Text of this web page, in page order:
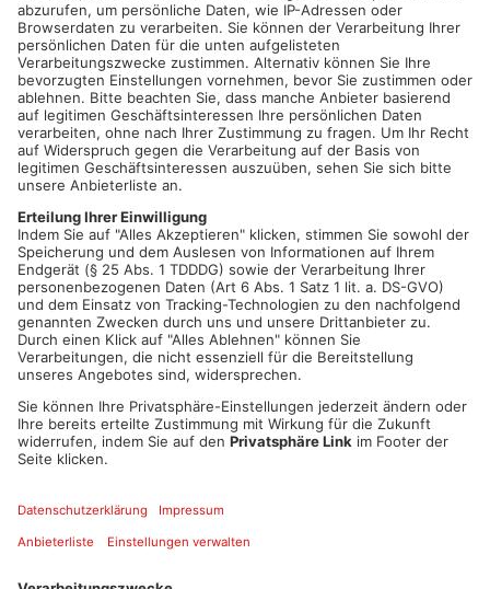
LAUFACH. Nach den Protestaktionen am Mittwoch beim
Laufacher Standort der Firma Düker, suchen die Mitarbeiter
jetzt selbst nach einem neuen Investor. Am morgigen Samstag
soll eine Anzeige in einer Würzburger Tageszeitung erscheinen,
um auf die Notsituation der Belegschaft aufmerksam machen.
Das Gießerei-Unternehmen aus Karlstadt teilte vor wenigen
Tagen mit, dass ein Viertel der Stellen in Laufach abgebaut
werden sollen. Der Hauptstandort in Karlstadt soll sogar
komplett geschlossen werden.
Artikel teilen
ANZEIGE
Mehr aus Kreis
Aschaffenburg